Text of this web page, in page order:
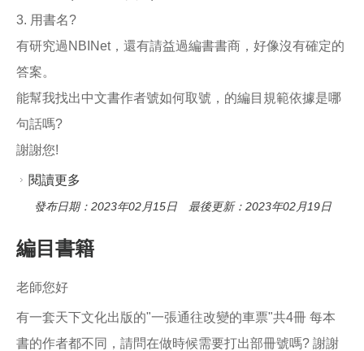
3. 用書名?
有研究過NBINet，還有請益過編書書商，好像沒有確定的
答案。
能幫我找出中文書作者號如何取號，的編目規範依據是哪
句話嗎?
謝謝您!
閱讀更多
發布日期：2023年02月15日 最後更新：2023年02月19日
編目書籍
老師您好
有一套天下文化出版的"一張通往改變的車票"共4冊 每本
書的作者都不同，請問在做時候需要打出部冊號嗎? 謝謝